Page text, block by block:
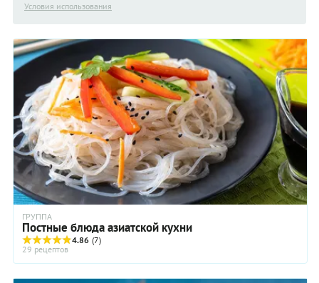
Условия использования
ГРУППА
Постные блюда азиатской кухни
4.86 (7)
29 рецептов